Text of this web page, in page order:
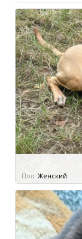
Пол: Женский